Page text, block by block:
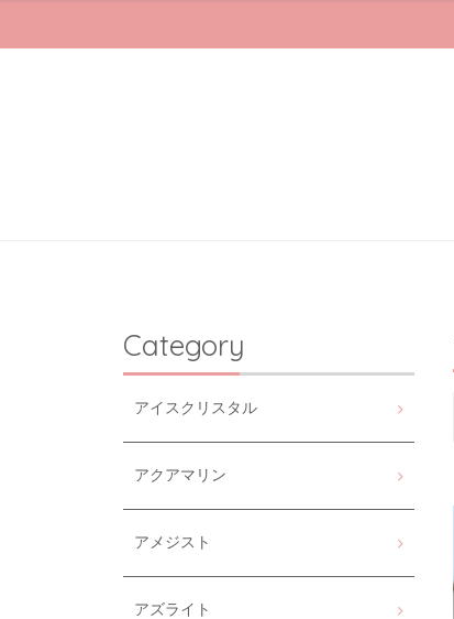
Category
アイスクリスタル
アクアマリン
アメジスト
アズライト